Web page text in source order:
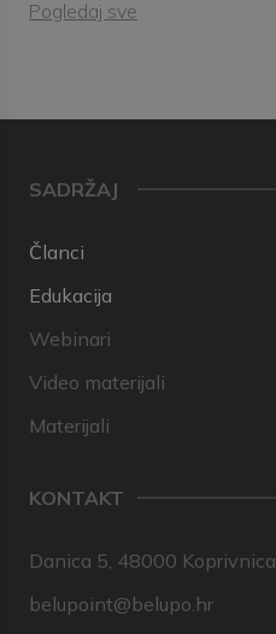
Pogledaj sve
SADRŽAJ
Članci
Edukacija
Webinari
Video materijali
Materijali
KONTAKT
Danica 5, 48000 Koprivnica
belupoint@belupo.hr